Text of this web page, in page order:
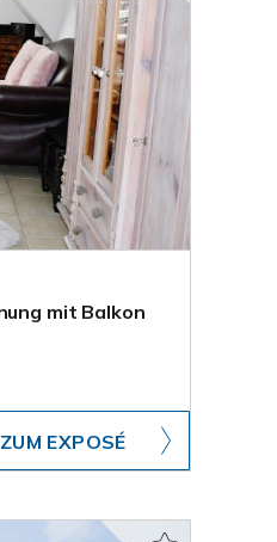
mit Balkon
ZUM EXPOSÉ